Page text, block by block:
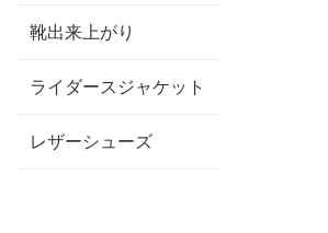
靴出来上がり
ライダースジャケット
レザーシューズ